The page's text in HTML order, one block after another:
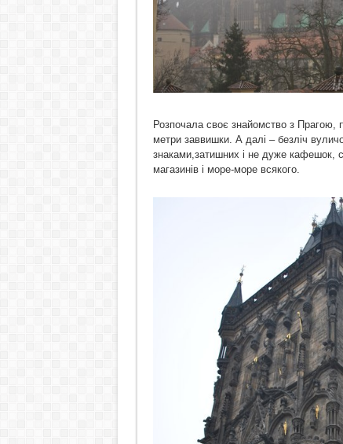
Розпочала своє знайомство з Прагою,
метри заввишки. А далі – безліч
знаками,затишних і не дуже кафешок,
магазинів і море-море всякого.